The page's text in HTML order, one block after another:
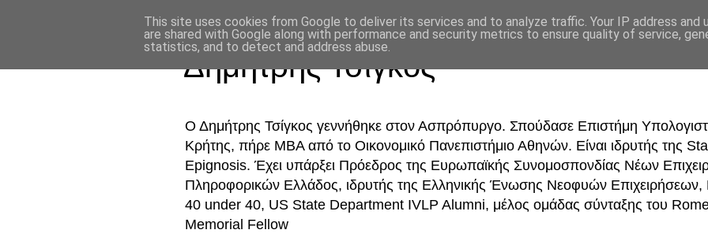
Δημήτρης Τσίγκος
Ο Δημήτρης Τσίγκος γεννήθηκε στον Ασπρόπυργο. Σπούδασε Επιστήμη
Κρήτης, πήρε MBA από το Οικονομικό Πανεπιστήμιο Αθηνών. Είναι ιδρυτής της
Epignosis. Έχει υπάρξει Πρόεδρος της Ευρωπαϊκής Συνομοσπονδίας Νέων
Πληροφορικών Ελλάδος, ιδρυτής της Ελληνικής Ένωσης Νεοφυών
40 under 40, US State Department IVLP Alumni, μέλος ομάδας σύνταξης του
Memorial Fellow
This site uses cookies from Google to deliver its services and to analyze traffic. Your IP address and
are shared with Google along with performance and security metrics to ensure quality of service,
statistics, and to detect and address abuse.